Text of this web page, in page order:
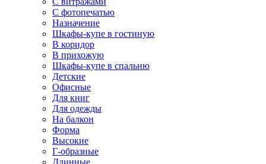
С фотопечатью
Назначение
Шкафы-купе в гостиную
В коридор
В прихожую
Шкафы-купе в спальню
Детские
Офисные
Для книг
Для одежды
На балкон
Форма
Высокие
Г-образные
Длинные